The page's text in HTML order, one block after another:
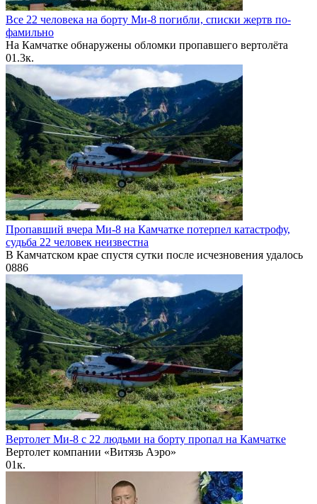
Все 22 человека на борту Ми-8 погибли, списки жертв по-
фамильно
На Камчатке обнаружены обломки пропавшего вертолёта
01.3к.
Пропавший вчера Ми-8 на Камчатке потерпел катастрофу,
судьба 22 человек неизвестна
В Камчатском крае спустя сутки после исчезновения удалось
0886
Вертолет Ми-8 с 22 людьми на борту пропал на Камчатке
Вертолет компании «Витязь Аэро»
01к.